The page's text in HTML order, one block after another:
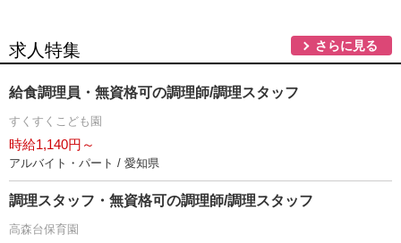
求人特集 さらに見る
給食調理員・無資格可の調理師/調理スタッフ
すくすくこども園
時給1,140円～
アルバイト・パート / 愛知県
調理スタッフ・無資格可の調理師/調理スタッフ
高森台保育園